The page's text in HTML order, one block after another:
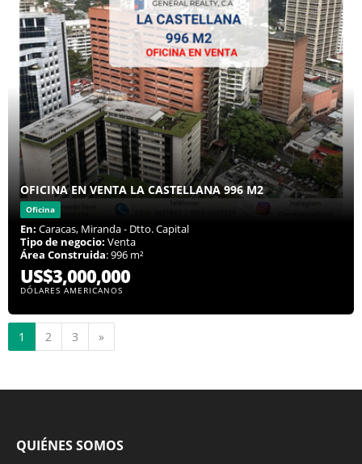
OFICINA EN VENTA LA CASTELLANA 996 M2
Oficina
En: Caracas, Miranda - Dtto. Capital
Tipo de negocio: Venta
Área Construida: 996 m²
US$3,000,000
DÓLARES AMERICANOS
1 2 3 »
QUIÉNES SOMOS